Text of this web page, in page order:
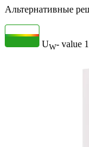
Альтернативные
UW- value